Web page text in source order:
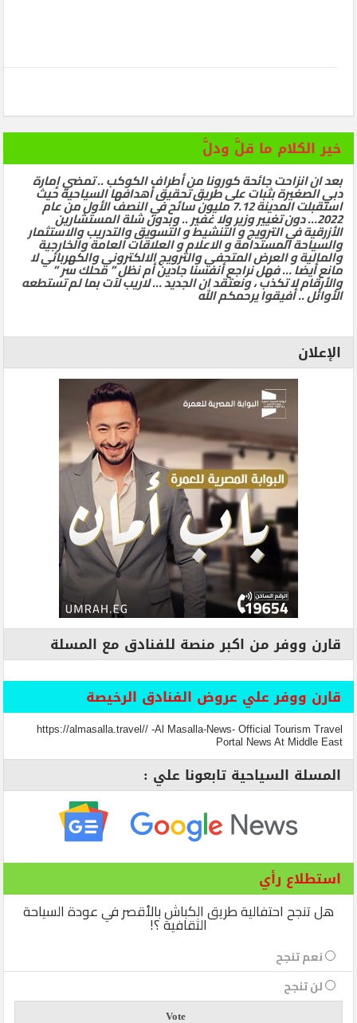
خير الكلام ما قلَّ ودلَّ
بعد ان انزاحت جائحة كورونا من أطراف الكوكب .. تمضي إمارة
دبي الصغيرة بثبات على طريق تحقيق أهدافها السياحية حيث
استقبلت المدينة 7.12 مليون سائح في النصف الأول من عام
2022… دون تغيير وزير ولا غفير .. وبدون شلة المستشارين
الأزرقية في الترويج و التنشيط و التسويق والتدريب والاستثمار
والسياحة المستدامة و الاعلام و العلاقات العامة والخارجية
والمالية و العرض المتحفي والترويج الالكتروني والكهربائي لا
مانع أيضا … فهل نراجع أنفسنا جادين أم نظل ” محلك سر ”
والأرقام لا تكذب ، ونعتقد ان الجديد … لاريب لآت بما لم تستطعه
الأوائل .. أفيقوا يرحمكم الله
الإعلان
قارن ووفر من اكبر منصة للفنادق مع المسلة
قارن ووفر علي عروض الفنادق الرخيصة
https://almasalla.travel// -Al Masalla-News- Official Tourism Travel
Portal News At Middle East
المسلة السياحية تابعونا علي :
استطلاع رأي
هل تنجح احتفالية طريق الكباش بالأقصر في عودة السياحة
الثقافية ؟!
نعم تنجح
لن تنجح